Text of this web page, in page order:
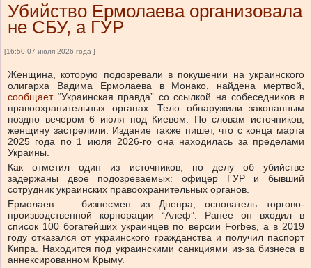
Убийство Ермолаева организовала
не СБУ, а ГУР
[16:50 07 июля 2026 года ]
Женщина, которую подозревали в покушении на украинского
олигарха Вадима Ермолаева в Монако, найдена мертвой,
сообщает“Украинская правда” со ссылкой на собеседников в
правоохранительных органах. Тело обнаружили закопанным
поздно вечером 6 июля под Киевом. По словам источников,
женщину застрелили. Издание также пишет, что с конца марта
2025 года по 1 июля 2026-го она находилась за пределами
Украины.
Как отметил один из источников, по делу об убийстве
задержаны двое подозреваемых: офицер ГУР и бывший
сотрудник украинских правоохранительных органов.
Ермолаев — бизнесмен из Днепра, основатель торгово-
производственной корпорации “Алеф”. Ранее он входил в
список 100 богатейших украинцев по версии Forbes, а в 2019
году отказался от украинского гражданства и получил паспорт
Кипра. Находится под украинскими санкциями из-за бизнеса в
аннексированном Крыму.